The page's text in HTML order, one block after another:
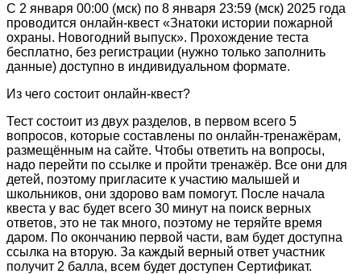
С 2 января 00:00 (мск) по 8 января 23:59 (мск) 2025 года
проводится онлайн-квест «Знатоки истории пожарной
охраны. Новогодний выпуск». Прохождение теста
бесплатно, без регистрации (нужно только заполнить
данные) доступно в индивидуальном формате.
Из чего состоит онлайн-квест?
Тест состоит из двух разделов, в первом всего 5
вопросов, которые составлены по онлайн-тренажёрам,
размещённым на сайте. Чтобы ответить на вопросы,
надо перейти по ссылке и пройти тренажёр. Все они для
детей, поэтому пригласите к участию малышей и
школьников, они здорово вам помогут. После начала
квеста у вас будет всего 30 минут на поиск верных
ответов, это не так много, поэтому не теряйте время
даром. По окончанию первой части, вам будет доступна
ссылка на вторую. За каждый верный ответ участник
получит 2 балла, всем будет доступен Сертификат.